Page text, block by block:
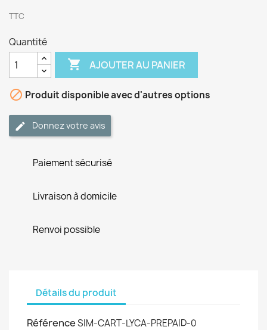
TTC
Quantité
 AJOUTER AU PANIER
 Produit disponible avec d'autres options
Donnez votre avis
Paiement sécurisé
Livraison à domicile
Renvoi possible
Détails du produit
RéférenceSIM-CART-LYCA-PREPAID-0